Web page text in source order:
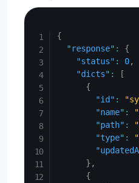
{
"response" :
{
"status" : 0,
"dicts" :
[
{
"id" :
"name" :
"path" :
"type" :
} ,
{